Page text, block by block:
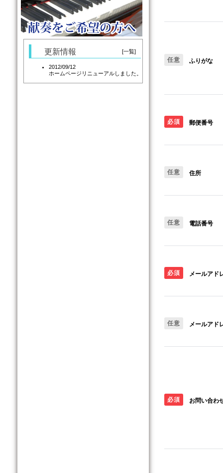
更新情報 [一覧]
2012/09/12
ホームページリニューアルしました。
任意 ふりがな
必須 郵便番号
任意 住所
任意 電話番号
必須 メールアド
任意 メールアド
必須 お問い合わ